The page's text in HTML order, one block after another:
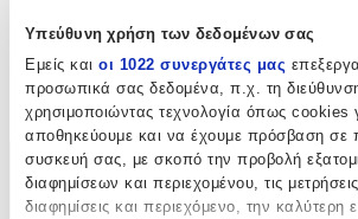
Υπεύθυνη χρήση των δεδομένων σας
Εμείς και οι 1022 συνεργάτες μας
προσωπικά σας δεδομένα, π.χ. τη
χρησιμοποιώντας τεχνολογία όπως cookies
αποθηκεύουμε και να έχουμε πρόσβαση σε
συσκευή σας, με σκοπό την προβολή
διαφημίσεων και περιεχομένου, τις
διαφημίσεις και περιεχόμενο, την καλύτερη
Είδος:
Φερμουάρ
Χαρακτηριστικά
+